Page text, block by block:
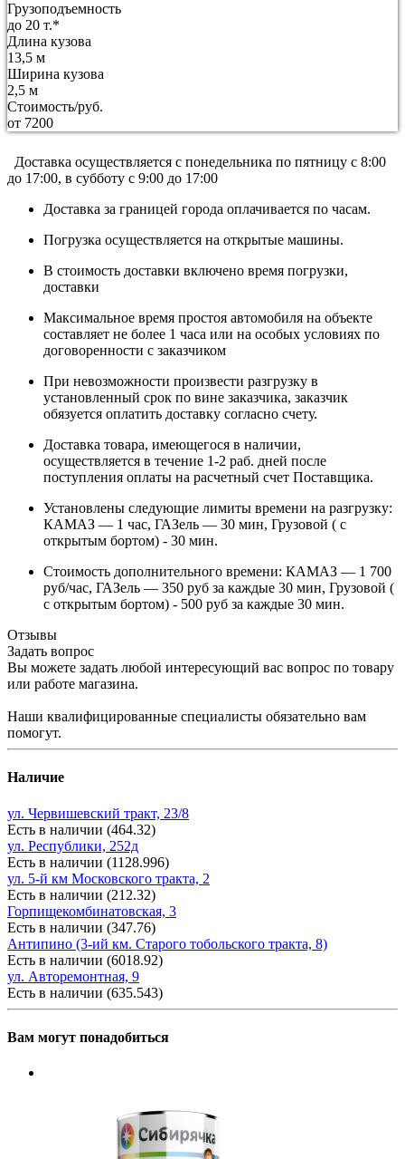
Грузоподъемность
до 20 т.*
Длина кузова
13,5 м
Ширина кузова
2,5 м
Стоимость/руб.
от 7200
Доставка осуществляется c понедельника по пятницу с 8:00
до 17:00, в субботу с 9:00 до 17:00
Доставка за границей города оплачивается по часам.
Погрузка осуществляется на открытые машины.
В стоимость доставки включено время погрузки,
доставки
Максимальное время простоя автомобиля на объекте
составляет не более 1 часа или на особых условиях по
договоренности с заказчиком
При невозможности произвести разгрузку в
установленный срок по вине заказчика, заказчик
обязуется оплатить доставку согласно счету.
Доставка товара, имеющегося в наличии,
осуществляется в течение 1-2 раб. дней после
поступления оплаты на расчетный счет Поставщика.
Установлены следующие лимиты времени на разгрузку:
КАМАЗ — 1 час, ГАЗель — 30 мин, Грузовой ( с
открытым бортом) - 30 мин.
Стоимость дополнительного времени: КАМАЗ — 1 700
руб/час, ГАЗель — 350 руб за каждые 30 мин, Грузовой (
с открытым бортом) - 500 руб за каждые 30 мин.
Отзывы
Задать вопрос
Вы можете задать любой интересующий вас вопрос по товару
или работе магазина.
Наши квалифицированные специалисты обязательно вам
помогут.
Наличие
ул. Червишевский тракт, 23/8
Есть в наличии (464.32)
ул. Республики, 252д
Есть в наличии (1128.996)
ул. 5-й км Московского тракта, 2
Есть в наличии (212.32)
Горпищекомбинатовская, 3
Есть в наличии (347.76)
Антипино (3-ий км. Старого тобольского тракта, 8)
Есть в наличии (6018.92)
ул. Авторемонтная, 9
Есть в наличии (635.543)
Вам могут понадобиться